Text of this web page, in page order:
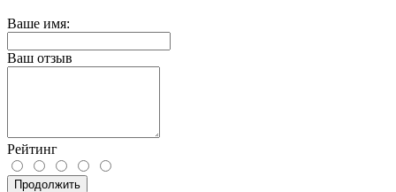
Ваше имя:
Ваш отзыв
Рейтинг
Продолжить